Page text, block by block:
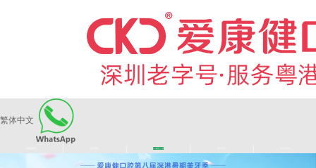
繁体中文
长者医疗券